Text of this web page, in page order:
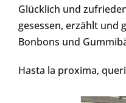
Glücklich und
gesessen, erzählt und
Bonbons und
Hasta la proxima,